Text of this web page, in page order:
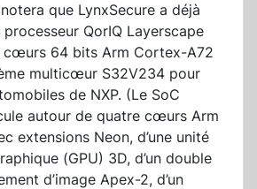
que LynxSecure a déjà
QorIQ Layerscape
cœurs 64 bits Arm Cortex-A72
multicœur S32V234 pour
de NXP. (Le SoC
autour de quatre cœurs Arm
extensions Neon, d’une unité
(GPU) 3D, d’un double
d’image Apex-2, d’un